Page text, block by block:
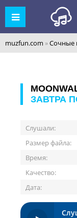
muzfun.com »Сочные
ЗАВТРА
Слушали:
Размер файла:
Время:
Качество:
Дата: